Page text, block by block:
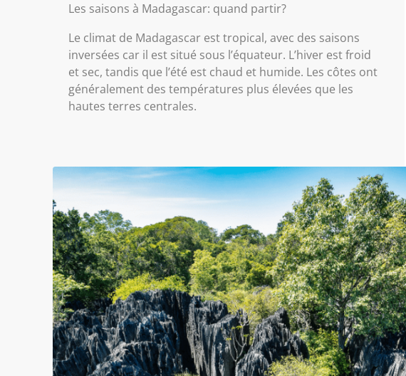
Les saisons à Madagascar: quand partir?
Le climat de Madagascar est tropical, avec des saisons
inversées car il est situé sous l’équateur. L’hiver est froid
et sec, tandis que l’été est chaud et humide. Les côtes ont
généralement des températures plus élevées que les
hautes terres centrales.